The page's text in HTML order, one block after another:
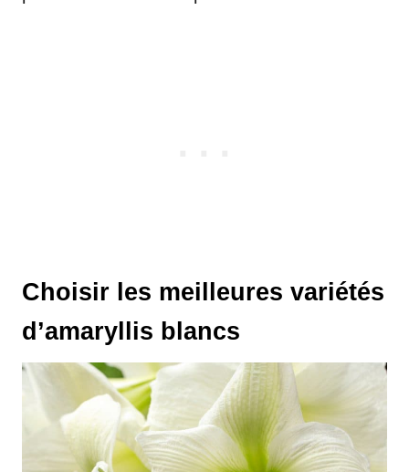
Choisir les meilleures variétés
d’amaryllis blancs